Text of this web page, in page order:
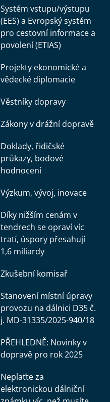
Systém vstupu/výstupu
(EES) a Evropský systém
pro cestovní informace a
povolení (ETIAS)
Projekty ekonomické a
vědecké diplomacie
Věstníky dopravy
Zákony v drážní dopravě
Doklady, řidičské
průkazy, bodové
hodnocení
Výzkum, vývoj, inovace
Díky nižším cenám v
tendrech se opraví víc
tratí, úspory přesahují
1,6 miliardy
Zkušební komisař
Stanovení místní úpravy
provozu na dálnici D35 č.
j. MD-31335/2025-940/18
PŘEHLEDNĚ: Novinky v
dopravě pro rok 2025
Neplaťte za
elektronickou dálniční